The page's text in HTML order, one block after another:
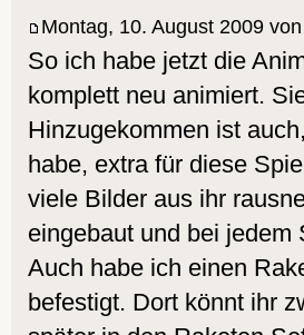
Montag, 10. August 2009 von
So ich habe jetzt die
komplett neu animiert.
Hinzugekommen ist
habe, extra für diese
viele Bilder aus ihr
eingebaut und bei jedem
Auch habe ich einen
befestigt. Dort könnt ihr